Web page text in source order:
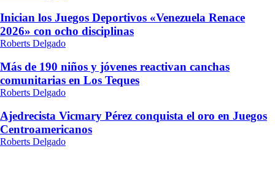
Inician los Juegos Deportivos «Venezuela Renace
2026» con ocho disciplinas
Roberts Delgado
Más de 190 niños y jóvenes reactivan canchas
comunitarias en Los Teques
Roberts Delgado
Ajedrecista Vicmary Pérez conquista el oro en Juegos
Centroamericanos
Roberts Delgado